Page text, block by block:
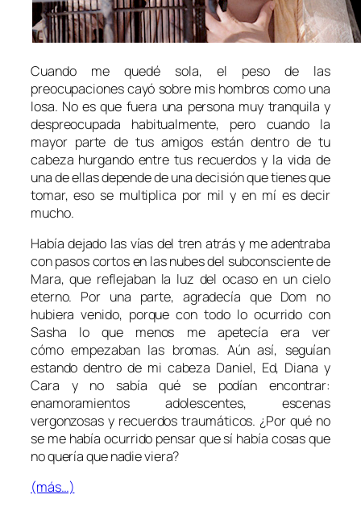
Cuando me quedé sola, el peso de las
preocupaciones cayó sobre mis hombros como una
losa. No es que fuera una persona muy tranquila y
despreocupada habitualmente, pero cuando la
mayor parte de tus amigos están dentro de tu
cabeza hurgando entre tus recuerdos y la vida de
una de ellas depende de una decisión que tienes que
tomar, eso se multiplica por mil y en mí es decir
mucho.
Había dejado las vías del tren atrás y me adentraba
con pasos cortos en las nubes del subconsciente de
Mara, que reflejaban la luz del ocaso en un cielo
eterno. Por una parte, agradecía que Dom no
hubiera venido, porque con todo lo ocurrido con
Sasha lo que menos me apetecía era ver
cómo empezaban las bromas. Aún así, seguían
estando dentro de mi cabeza Daniel, Ed, Diana y
Cara y no sabía qué se podían encontrar:
enamoramientos adolescentes, escenas
vergonzosas y recuerdos traumáticos. ¿Por qué no
se me había ocurrido pensar que sí había cosas que
no quería que nadie viera?
(más…)